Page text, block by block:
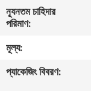
ভ্রমণ
মান
নিয়ন্ত্রণ
ন্যূনতম চাহিদার
পরিমাণ:
মূল্য:
প্যাকেজিং বিবরণ: